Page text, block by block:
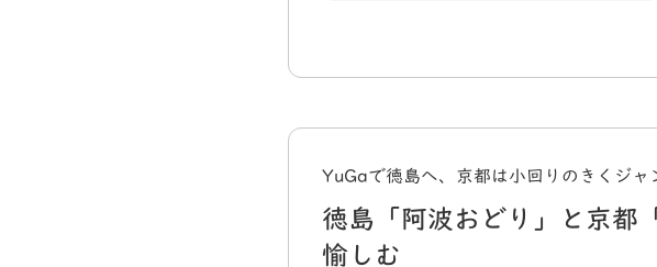
YuGaで徳島へ、京都は小回りのきくジャ
徳島「阿波おどり」と京都
愉しむ